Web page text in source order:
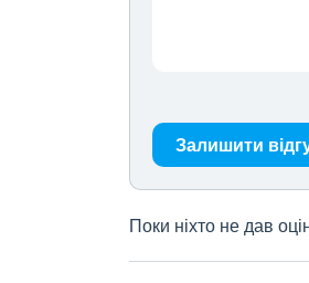
Залишити
Поки ніхто не дав